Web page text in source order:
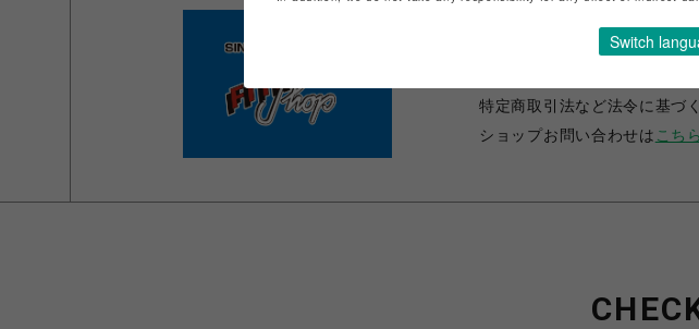
フィットネスシ
特定商取引法など法令に基づ
ショップお問い合わせは こちら
Switch